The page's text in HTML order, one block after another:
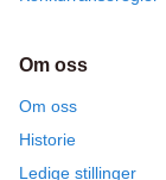
Om oss
Om oss
Historie
Ledige stillinger